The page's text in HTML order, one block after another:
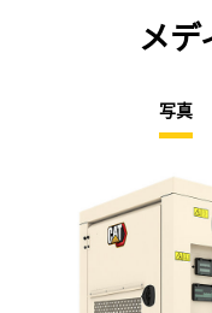
メデ
写真